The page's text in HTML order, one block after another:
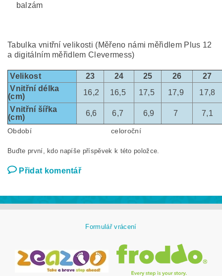
balzám
Tabulka vnitřní velikosti (Měřeno námi měřidlem Plus 12
a digitálním měřidlem Clevermess)
Velikost 23 24 25 26
27
Vnitřní délka
(cm)
16,2 16,5 17,5 17,9
17,8
Vnitřní šířka
(cm)
6,6 6,7 6,9 7 7,1
Období celoroční
Buďte první, kdo napíše příspěvek k této položce.
Přidat komentář
Formulář vrácení